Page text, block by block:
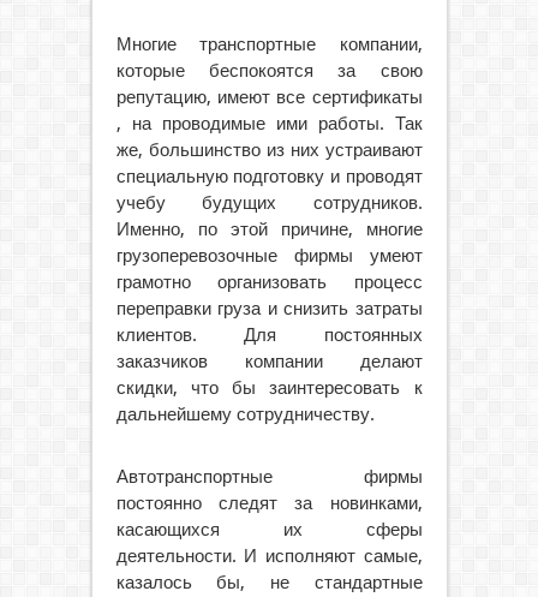
Многие транспортные компании,
которые беспокоятся за свою
репутацию, имеют все сертификаты
, на проводимые ими работы. Так
же, большинство из них устраивают
специальную подготовку и проводят
учебу будущих сотрудников.
Именно, по этой причине, многие
грузоперевозочные фирмы умеют
грамотно организовать процесс
переправки груза и снизить затраты
клиентов. Для постоянных
заказчиков компании делают
скидки, что бы заинтересовать к
дальнейшему сотрудничеству.
Автотранспортные фирмы
постоянно следят за новинками,
касающихся их сферы
деятельности. И исполняют самые,
казалось бы, не стандартные